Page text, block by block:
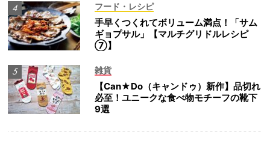
フード・レシピ
手早くつくれてボリューム満点！「サム
ギョプサル」【マルチグリドルレシピ
⑦】
雑貨
【Can★Do（キャンドゥ）新作】品切れ
必至！ユニークな食べ物モチーフの靴下
9選